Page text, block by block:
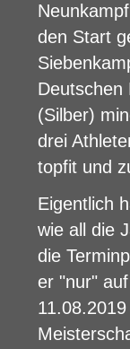
den Start
Deutschen
(Silber)
drei
topfit und
Eigentlich
wie all die
die
er "nur"